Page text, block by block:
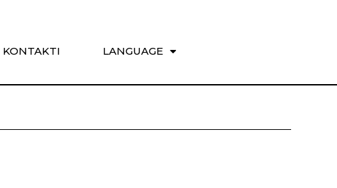
KONTAKTI LANGUAGE